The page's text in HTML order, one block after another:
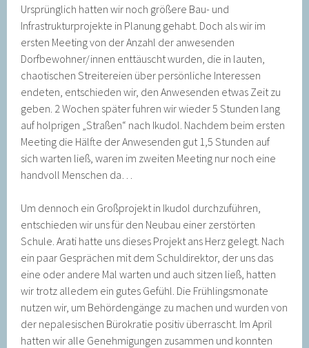
Ursprünglich hatten wir noch größere Bau- und
Infrastrukturprojekte in Planung gehabt. Doch als wir im
ersten Meeting von der Anzahl der anwesenden
Dorfbewohner/innen enttäuscht wurden, die in lauten,
chaotischen Streitereien über persönliche Interessen
endeten, entschieden wir, den Anwesenden etwas Zeit zu
geben. 2 Wochen später fuhren wir wieder 5 Stunden lang
auf holprigen „Straßen“ nach Ikudol. Nachdem beim ersten
Meeting die Hälfte der Anwesenden gut 1,5 Stunden auf
sich warten ließ, waren im zweiten Meeting nur noch eine
handvoll Menschen da…
Um dennoch ein Großprojekt in Ikudol durchzuführen,
entschieden wir uns für den Neubau einer zerstörten
Schule. Arati hatte uns dieses Projekt ans Herz gelegt. Nach
ein paar Gesprächen mit dem Schuldirektor, der uns das
eine oder andere Mal warten und auch sitzen ließ, hatten
wir trotz alledem ein gutes Gefühl. Die Frühlingsmonate
nutzen wir, um Behördengänge zu machen und wurden von
der nepalesischen Bürokratie positiv überrascht. Im April
hatten wir alle Genehmigungen zusammen und konnten